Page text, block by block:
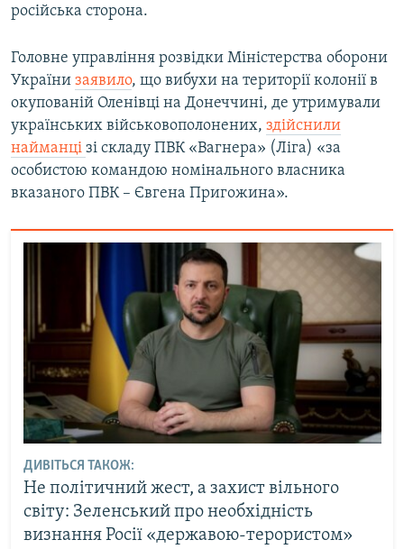
російська сторона.
Головне управління розвідки Міністерства оборони
України заявило, що вибухи на території колонії в
окупованій Оленівці на Донеччині, де утримували
українських військовополонених, здійснили
найманці зі складу ПВК «Вагнера» (Ліга) «за
особистою командою номінального власника
вказаного ПВК – Євгена Пригожина».
ДИВІТЬСЯ ТАКОЖ:
Не політичний жест, а захист вільного
світу: Зеленський про необхідність
визнання Росії «державою-терористом»